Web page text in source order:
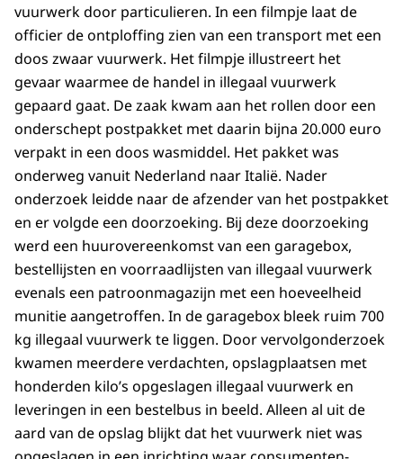
vuurwerk door particulieren. In een filmpje laat de
officier de ontploffing zien van een transport met een
doos zwaar vuurwerk. Het filmpje illustreert het
gevaar waarmee de handel in illegaal vuurwerk
gepaard gaat. De zaak kwam aan het rollen door een
onderschept postpakket met daarin bijna 20.000 euro
verpakt in een doos wasmiddel. Het pakket was
onderweg vanuit Nederland naar Italië. Nader
onderzoek leidde naar de afzender van het postpakket
en er volgde een doorzoeking. Bij deze doorzoeking
werd een huurovereenkomst van een garagebox,
bestellijsten en voorraadlijsten van illegaal vuurwerk
evenals een patroonmagazijn met een hoeveelheid
munitie aangetroffen. In de garagebox bleek ruim 700
kg illegaal vuurwerk te liggen. Door vervolgonderzoek
kwamen meerdere verdachten, opslagplaatsen met
honderden kilo’s opgeslagen illegaal vuurwerk en
leveringen in een bestelbus in beeld. Alleen al uit de
aard van de opslag blijkt dat het vuurwerk niet was